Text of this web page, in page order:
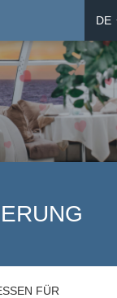
DE
EN
UA
FÜR